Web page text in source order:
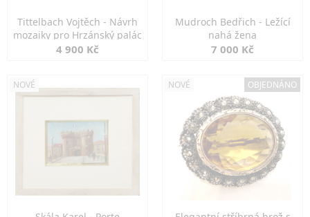
Tittelbach Vojtěch - Návrh
mozaiky pro Hrzánský palác
4 900 Kč
Mudroch Bedřich - Ležící
nahá žena
7 000 Kč
NOVÉ NOVÉ OBJEDNÁNO